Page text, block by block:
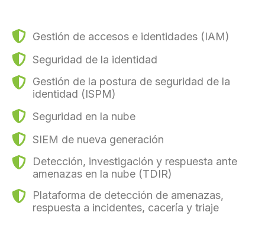
Gestión de accesos e identidades (IAM)
Seguridad de la identidad
Gestión de la postura de seguridad de la
identidad (ISPM)
Seguridad en la nube
SIEM de nueva generación
Detección, investigación y respuesta ante
amenazas en la nube (TDIR)
Plataforma de detección de amenazas,
respuesta a incidentes, cacería y triaje